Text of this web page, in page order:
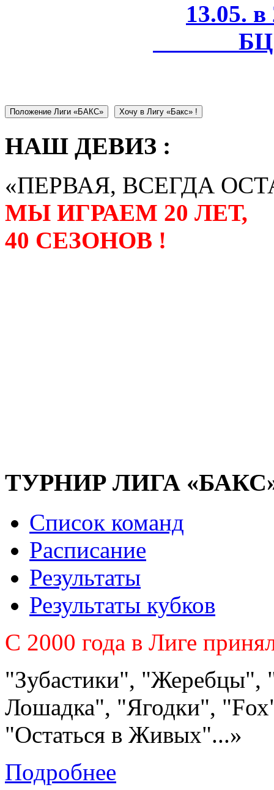
13.05.
БЦ
Положение Лиги «БАКС» Хочу в Лигу «Бакс» !
НАШ ДЕВИЗ :
«ПЕРВАЯ, ВСЕГДА
МЫ ИГРАЕМ 20 ЛЕТ,
40 СЕЗОНОВ !
ТУРНИР ЛИГА
Список команд
Расписание
Результаты
Результаты кубков
C 2000 года в Лиге
"Зубастики", "Жеребцы",
Лошадка", "Ягодки",
"Остаться в Живых"...»
Подробнее